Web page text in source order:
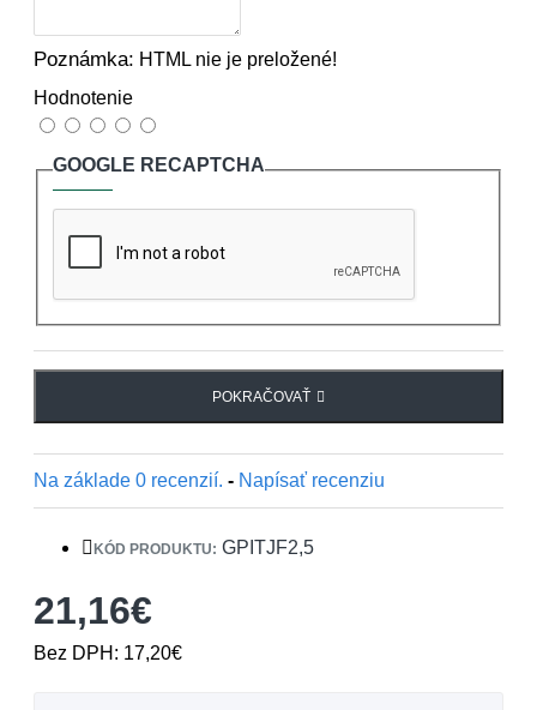
Poznámka: HTML nie je preložené!
Hodnotenie
GOOGLE RECAPTCHA
POKRAČOVAŤ
Na základe 0 recenzií. - Napísať recenziu
21,16€
Bez DPH: 17,20€
KÓD PRODUKTU: GPITJF2,5